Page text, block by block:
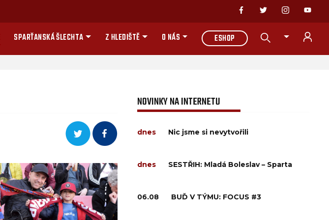
SPARŤANSKÁ ŠLECHTA Z HLEDIŠTĚ O NÁS ESHOP
NOVINKY NA INTERNETU
dnes Nic jsme si nevytvořili
dnes SESTŘIH: Mladá Boleslav – Sparta
06.08 BUĎ V TÝMU: FOCUS #3